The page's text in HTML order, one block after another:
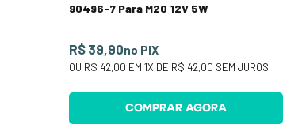
90496-7 Para M20 12V 5W
R$ 39,90no PIX
OU R$ 42,00 EM 1X DE R$ 42,00 SEM JUROS
COMPRAR AGORA